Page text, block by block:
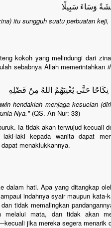
وَسَاءَ سَبِيلًا
itu sungguh suatu perbuatan
kokoh yang melindungi dari
sebabnya Allah memerintahkan
حَتَّى يُغْنِيَهُمُ اللهُ مِنْ فَضْلِهِ
hendaklah menjaga kesucian
Nya."(QS. An-Nur: 33)
Ia tidak akan terwujud kecuali
laki kepada wanita dapat
menaklukkannya.
dalam hati. Apa yang ditangkap
indahnya syair maupun
tidak memalingkan
melalui mata, dan tidak akan
jika mereka segera menarik